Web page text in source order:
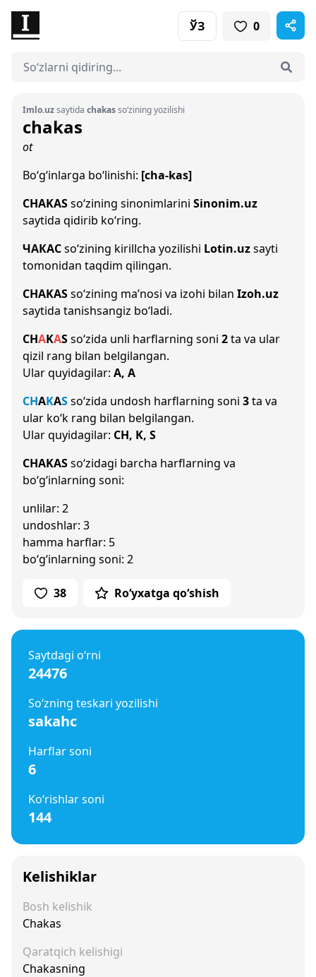
ЎЗ 0
Imlo.uzsaytida chakasso‘zining yozilishi
chakas
ot
Bo‘g‘inlarga bo‘linishi: [cha-kas]
CHAKASso‘zining sinonimlarini Sinonim.uz
saytida qidirib ko‘ring.
ЧАКАСso‘zining kirillcha yozilishi Lotin.uzsayti
tomonidan taqdim qilingan.
CHAKASso‘zining ma’nosi va izohi bilan Izoh.uz
saytida tanishsangiz bo‘ladi.
CHAKASso‘zida unli harflarning soni 2ta va ular
qizil rang bilan belgilangan.
Ular quyidagilar: A, A
CHAKASso‘zida undosh harflarning soni 3ta va
ular ko‘k rang bilan belgilangan.
Ular quyidagilar: CH, K, S
CHAKASso‘zidagi barcha harflarning va
bo‘g‘inlarning soni:
unlilar: 2
undoshlar: 3
hamma harflar: 5
bo‘g‘inlarning soni: 2
38 Ro‘yxatga qo‘shish
Saytdagi o‘rni
24476
So‘zning teskari yozilishi
sakahc
Harflar soni
6
Ko‘rishlar soni
144
Kelishiklar
Bosh kelishik
Chakas
Qaratqich kelishigi
Chakasning